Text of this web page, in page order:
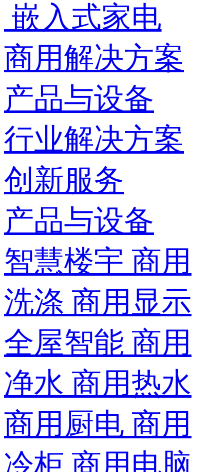
嵌入式家电
商用解决方案
产品与设备
行业解决方案
创新服务
产品与设备
智慧楼宇 商用
洗涤 商用显示
全屋智能 商用
净水 商用热水
商用厨电 商用
冷柜 商用电脑